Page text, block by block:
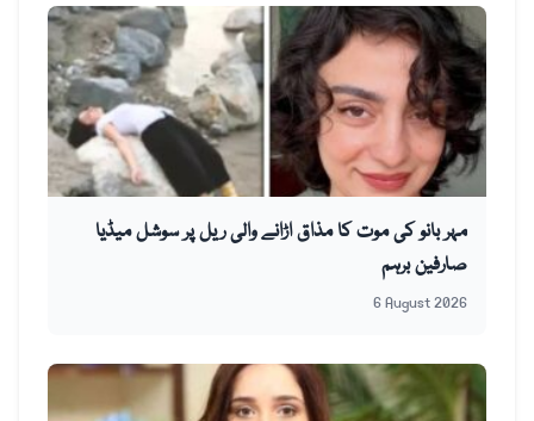
مہر بانو کی موت کا مذاق اڑانے والی ریل پر سوشل میڈیا
صارفین برہم
6 August 2026